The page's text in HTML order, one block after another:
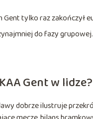
Gent tylko raz zakończył
do fazy grupowej.
Gent w lidze?
dobrze ilustruje